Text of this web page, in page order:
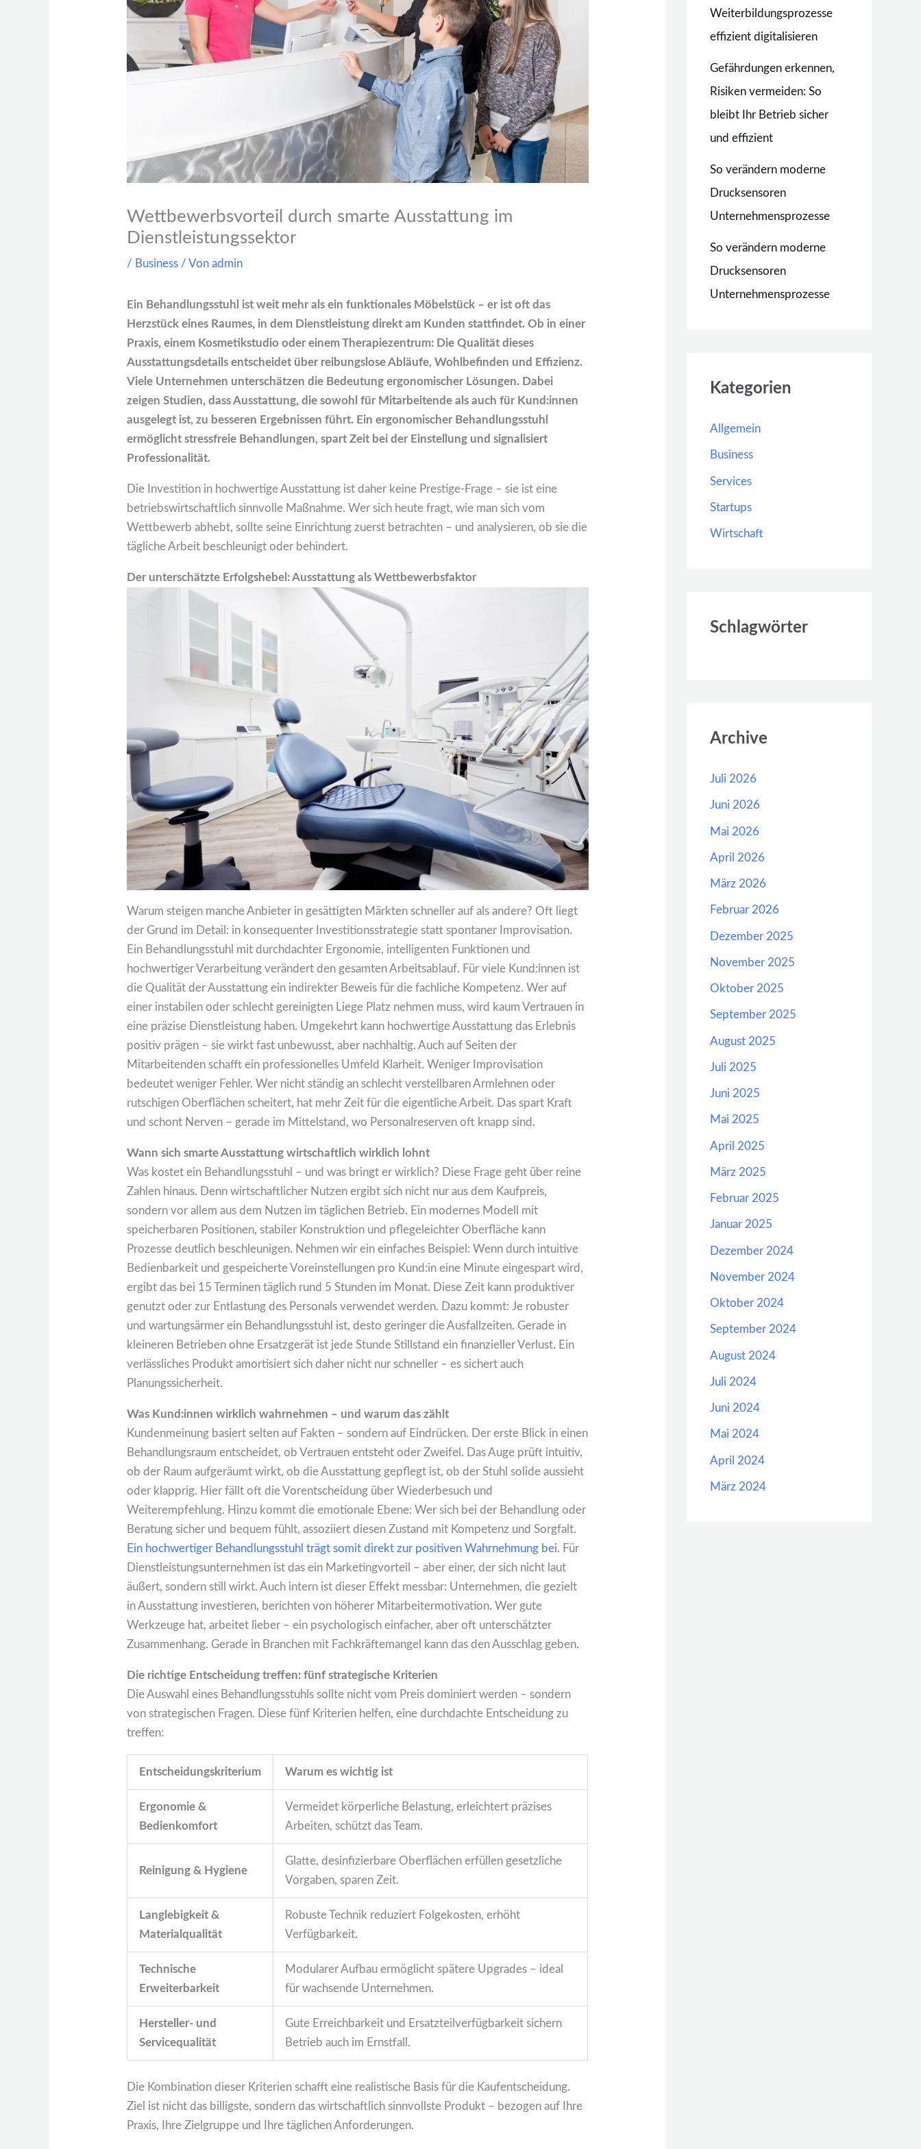
Wettbewerbsvorteil durch smarte Ausstattung im
Dienstleistungssektor
/ Business / Vonadmin
Ein Behandlungsstuhl ist weit mehr als ein funktionales Möbelstück – er ist oft das
Herzstück eines Raumes, in dem Dienstleistung direkt am Kunden stattfindet. Ob in einer
Praxis, einem Kosmetikstudio oder einem Therapiezentrum: Die Qualität dieses
Ausstattungsdetails entscheidet über reibungslose Abläufe, Wohlbefinden und Effizienz.
Viele Unternehmen unterschätzen die Bedeutung ergonomischer Lösungen. Dabei
zeigen Studien, dass Ausstattung, die sowohl für Mitarbeitende als auch für Kund:innen
ausgelegt ist, zu besseren Ergebnissen führt. Ein ergonomischer Behandlungsstuhl
ermöglicht stressfreie Behandlungen, spart Zeit bei der Einstellung und signalisiert
Professionalität.
Die Investition in hochwertige Ausstattung ist daher keine Prestige-Frage – sie ist eine
betriebswirtschaftlich sinnvolle Maßnahme. Wer sich heute fragt, wie man sich vom
Wettbewerb abhebt, sollte seine Einrichtung zuerst betrachten – und analysieren, ob sie die
tägliche Arbeit beschleunigt oder behindert.
Der unterschätzte Erfolgshebel: Ausstattung als Wettbewerbsfaktor
Warum steigen manche Anbieter in gesättigten Märkten schneller auf als andere? Oft liegt
der Grund im Detail: in konsequenter Investitionsstrategie statt spontaner Improvisation.
Ein Behandlungsstuhl mit durchdachter Ergonomie, intelligenten Funktionen und
hochwertiger Verarbeitung verändert den gesamten Arbeitsablauf. Für viele Kund:innen ist
die Qualität der Ausstattung ein indirekter Beweis für die fachliche Kompetenz. Wer auf
einer instabilen oder schlecht gereinigten Liege Platz nehmen muss, wird kaum Vertrauen in
eine präzise Dienstleistung haben. Umgekehrt kann hochwertige Ausstattung das Erlebnis
positiv prägen – sie wirkt fast unbewusst, aber nachhaltig. Auch auf Seiten der
Mitarbeitenden schafft ein professionelles Umfeld Klarheit. Weniger Improvisation
bedeutet weniger Fehler. Wer nicht ständig an schlecht verstellbaren Armlehnen oder
rutschigen Oberflächen scheitert, hat mehr Zeit für die eigentliche Arbeit. Das spart Kraft
und schont Nerven – gerade im Mittelstand, wo Personalreserven oft knapp sind.
Wann sich smarte Ausstattung wirtschaftlich wirklich lohnt
Was kostet ein Behandlungsstuhl – und was bringt er wirklich? Diese Frage geht über reine
Zahlen hinaus. Denn wirtschaftlicher Nutzen ergibt sich nicht nur aus dem Kaufpreis,
sondern vor allem aus dem Nutzen im täglichen Betrieb. Ein modernes Modell mit
speicherbaren Positionen, stabiler Konstruktion und pflegeleichter Oberfläche kann
Prozesse deutlich beschleunigen. Nehmen wir ein einfaches Beispiel: Wenn durch intuitive
Bedienbarkeit und gespeicherte Voreinstellungen pro Kund:in eine Minute eingespart wird,
ergibt das bei 15 Terminen täglich rund 5 Stunden im Monat. Diese Zeit kann produktiver
genutzt oder zur Entlastung des Personals verwendet werden. Dazu kommt: Je robuster
und wartungsärmer ein Behandlungsstuhl ist, desto geringer die Ausfallzeiten. Gerade in
kleineren Betrieben ohne Ersatzgerät ist jede Stunde Stillstand ein finanzieller Verlust. Ein
verlässliches Produkt amortisiert sich daher nicht nur schneller – es sichert auch
Planungssicherheit.
Was Kund:innen wirklich wahrnehmen – und warum das zählt
Kundenmeinung basiert selten auf Fakten – sondern auf Eindrücken. Der erste Blick in einen
Behandlungsraum entscheidet, ob Vertrauen entsteht oder Zweifel. Das Auge prüft intuitiv,
ob der Raum aufgeräumt wirkt, ob die Ausstattung gepflegt ist, ob der Stuhl solide aussieht
oder klapprig. Hier fällt oft die Vorentscheidung über Wiederbesuch und
Weiterempfehlung. Hinzu kommt die emotionale Ebene: Wer sich bei der Behandlung oder
Beratung sicher und bequem fühlt, assoziiert diesen Zustand mit Kompetenz und Sorgfalt.
Ein hochwertiger Behandlungsstuhl trägt somit direkt zur positiven Wahrnehmung bei. Für
Dienstleistungsunternehmen ist das ein Marketingvorteil – aber einer, der sich nicht laut
äußert, sondern still wirkt. Auch intern ist dieser Effekt messbar: Unternehmen, die gezielt
in Ausstattung investieren, berichten von höherer Mitarbeitermotivation. Wer gute
Werkzeuge hat, arbeitet lieber – ein psychologisch einfacher, aber oft unterschätzter
Zusammenhang. Gerade in Branchen mit Fachkräftemangel kann das den Ausschlag geben.
Die richtige Entscheidung treffen: fünf strategische Kriterien
Die Auswahl eines Behandlungsstuhls sollte nicht vom Preis dominiert werden – sondern
von strategischen Fragen. Diese fünf Kriterien helfen, eine durchdachte Entscheidung zu
treffen:
Entscheidungskriterium Warum es wichtig ist
Ergonomie &
Bedienkomfort
Vermeidet körperliche Belastung, erleichtert präzises
Arbeiten, schützt das Team.
Reinigung & Hygiene
Glatte, desinfizierbare Oberflächen erfüllen gesetzliche
Vorgaben, sparen Zeit.
Langlebigkeit &
Materialqualität
Robuste Technik reduziert Folgekosten, erhöht
Verfügbarkeit.
Technische
Erweiterbarkeit
Modularer Aufbau ermöglicht spätere Upgrades – ideal
für wachsende Unternehmen.
Hersteller- und
Servicequalität
Gute Erreichbarkeit und Ersatzteilverfügbarkeit sichern
Betrieb auch im Ernstfall.
Die Kombination dieser Kriterien schafft eine realistische Basis für die Kaufentscheidung.
Ziel ist nicht das billigste, sondern das wirtschaftlich sinnvollste Produkt – bezogen auf Ihre
Praxis, Ihre Zielgruppe und Ihre täglichen Anforderungen.
Weiterbildungsprozesse
effizient digitalisieren
Gefährdungen erkennen,
Risiken vermeiden: So
bleibt Ihr Betrieb sicher
und effizient
So verändern moderne
Drucksensoren
Unternehmensprozesse
So verändern moderne
Drucksensoren
Unternehmensprozesse
Kategorien
Allgemein
Business
Services
Startups
Wirtschaft
Schlagwörter
Archive
Juli 2026
Juni 2026
Mai 2026
April 2026
März 2026
Februar 2026
Dezember 2025
November 2025
Oktober 2025
September 2025
August 2025
Juli 2025
Juni 2025
Mai 2025
April 2025
März 2025
Februar 2025
Januar 2025
Dezember 2024
November 2024
Oktober 2024
September 2024
August 2024
Juli 2024
Juni 2024
Mai 2024
April 2024
März 2024